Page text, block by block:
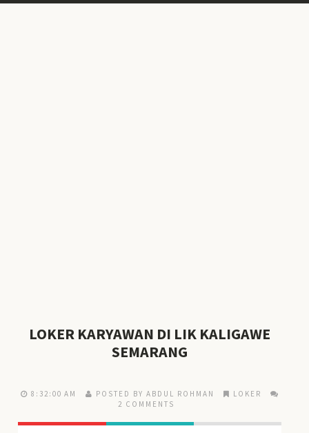
LOKER KARYAWAN DI LIK KALIGAWE
SEMARANG
8:32:00 AM POSTED BY ABDUL ROHMAN
LOKER
2 COMMENTS